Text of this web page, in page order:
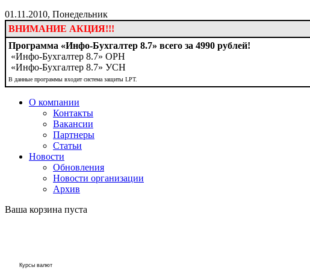
01.11.2010, Понедельник
ВНИМАНИЕ АКЦИЯ!!!
Программа «Инфо-Бухгалтер 8.7» всего за 4990 рублей!
«Инфо-Бухгалтер 8.7» ОРН
«Инфо-Бухгалтер 8.7» УСН
В данные программы входит система защиты LPT.
О компании
Контакты
Вакансии
Партнеры
Статьи
Новости
Обновления
Новости организации
Архив
Ваша корзина пуста
Курсы валют